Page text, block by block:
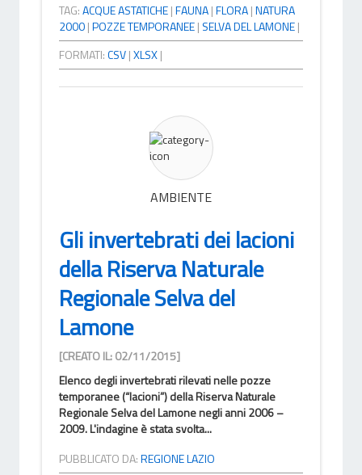
TAG:ACQUE ASTATICHE|FAUNA|FLORA|NATURA
2000|POZZE TEMPORANEE| SELVA DEL LAMONE|
FORMATI:CSV|XLSX|
AMBIENTE
Gli invertebrati dei lacioni
della Riserva Naturale
Regionale Selva del
Lamone
[CREATO IL: 02/11/2015]
Elenco degli invertebrati rilevati nelle pozze
temporanee (“lacioni”) della Riserva Naturale
Regionale Selva del Lamone negli anni 2006 –
2009. L'indagine è stata svolta...
PUBBLICATO DA:REGIONE LAZIO